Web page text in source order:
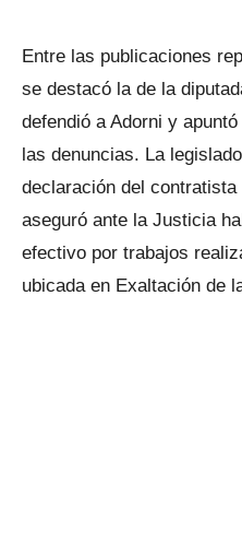
Entre las publicaciones
se destacó la de la
defendió a Adorni y
las denuncias. La
declaración del contratista
aseguró ante la Justicia
efectivo por trabajos
ubicada en Exaltación de